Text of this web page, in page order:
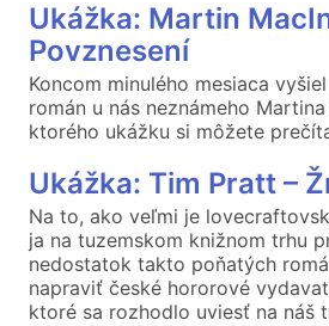
Ukážka: Martin
Povznesení
Koncom minulého mesiaca
román u nás neznámeho
ktorého ukážku si môžete
Ukážka: Tim Pratt –
Na to, ako veľmi je
ja na tuzemskom knižnom trhu
nedostatok takto poňatých
napraviť české hororové
ktoré sa rozhodlo uviesť na náš